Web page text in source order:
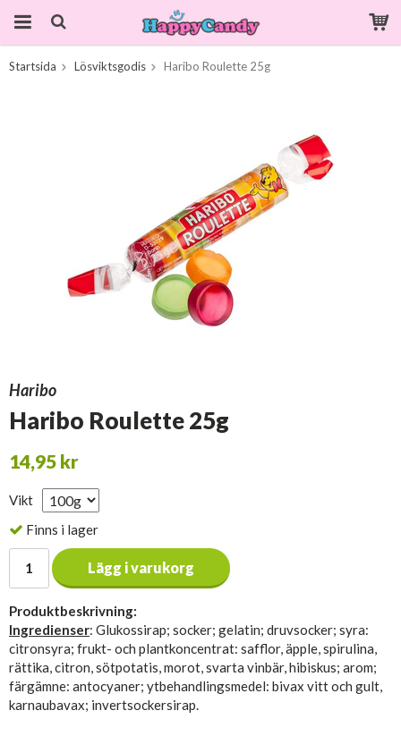
Startsida Lösviktsgodis Haribo Roulette 25g
Haribo
Haribo Roulette 25g
14,95 kr
Vikt
Finns i lager
Lägg i varukorg
Produktbeskrivning:
Ingredienser: Glukossirap; socker; gelatin; druvsocker; syra:
citronsyra; frukt- och plantkoncentrat: safflor, äpple, spirulina,
rättika, citron, sötpotatis, morot, svarta vinbär, hibiskus; arom;
färgämne: antocyaner; ytbehandlingsmedel: bivax vitt och gult,
karnaubavax; invertsockersirap.